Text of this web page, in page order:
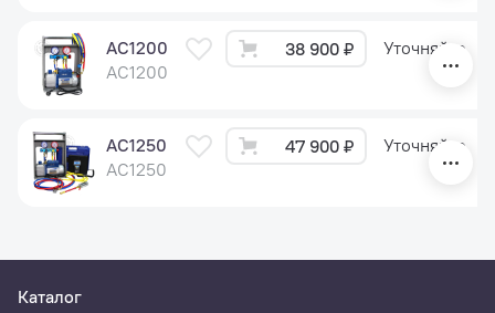
AC1200
AC1200
38 900 ₽ Уточняйте
AC1250
AC1250
47 900 ₽ Уточняйте
Каталог